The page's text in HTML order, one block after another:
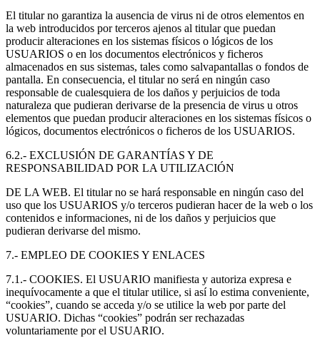
El titular no garantiza la ausencia de virus ni de otros elementos en
la web introducidos por terceros ajenos al titular que puedan
producir alteraciones en los sistemas físicos o lógicos de los
USUARIOS o en los documentos electrónicos y ficheros
almacenados en sus sistemas, tales como salvapantallas o fondos de
pantalla. En consecuencia, el titular no será en ningún caso
responsable de cualesquiera de los daños y perjuicios de toda
naturaleza que pudieran derivarse de la presencia de virus u otros
elementos que puedan producir alteraciones en los sistemas físicos o
lógicos, documentos electrónicos o ficheros de los USUARIOS.
6.2.- EXCLUSIÓN DE GARANTÍAS Y DE
RESPONSABILIDAD POR LA UTILIZACIÓN
DE LA WEB. El titular no se hará responsable en ningún caso del
uso que los USUARIOS y/o terceros pudieran hacer de la web o los
contenidos e informaciones, ni de los daños y perjuicios que
pudieran derivarse del mismo.
7.- EMPLEO DE COOKIES Y ENLACES
7.1.- COOKIES. El USUARIO manifiesta y autoriza expresa e
inequívocamente a que el titular utilice, si así lo estima conveniente,
“cookies”, cuando se acceda y/o se utilice la web por parte del
USUARIO. Dichas “cookies” podrán ser rechazadas
voluntariamente por el USUARIO.